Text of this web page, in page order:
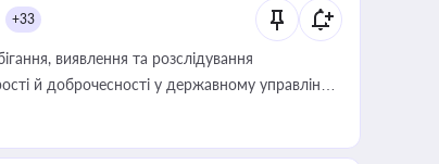
+33
виявлення та розслідування
й доброчесності у державному управлінні